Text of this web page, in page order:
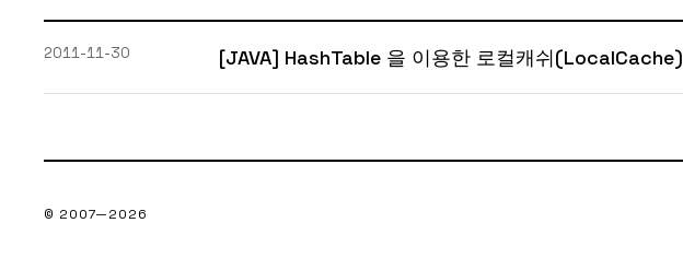
2011-11-30 [JAVA] HashTable 을 이용한 로컬캐쉬(LocalCache)
© 2007—2026